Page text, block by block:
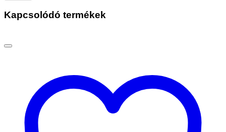
Kapcsolódó termékek